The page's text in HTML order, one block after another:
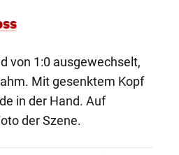
von 1:0 ausgewechselt,
Mit gesenktem Kopf
in der Hand. Auf
der Szene.